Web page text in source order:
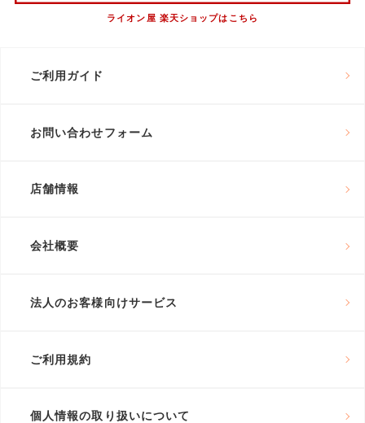
ライオン屋 楽天ショップはこちら
ご利用ガイド
お問い合わせフォーム
店舗情報
会社概要
法人のお客様向けサービス
ご利用規約
個人情報の取り扱いについて